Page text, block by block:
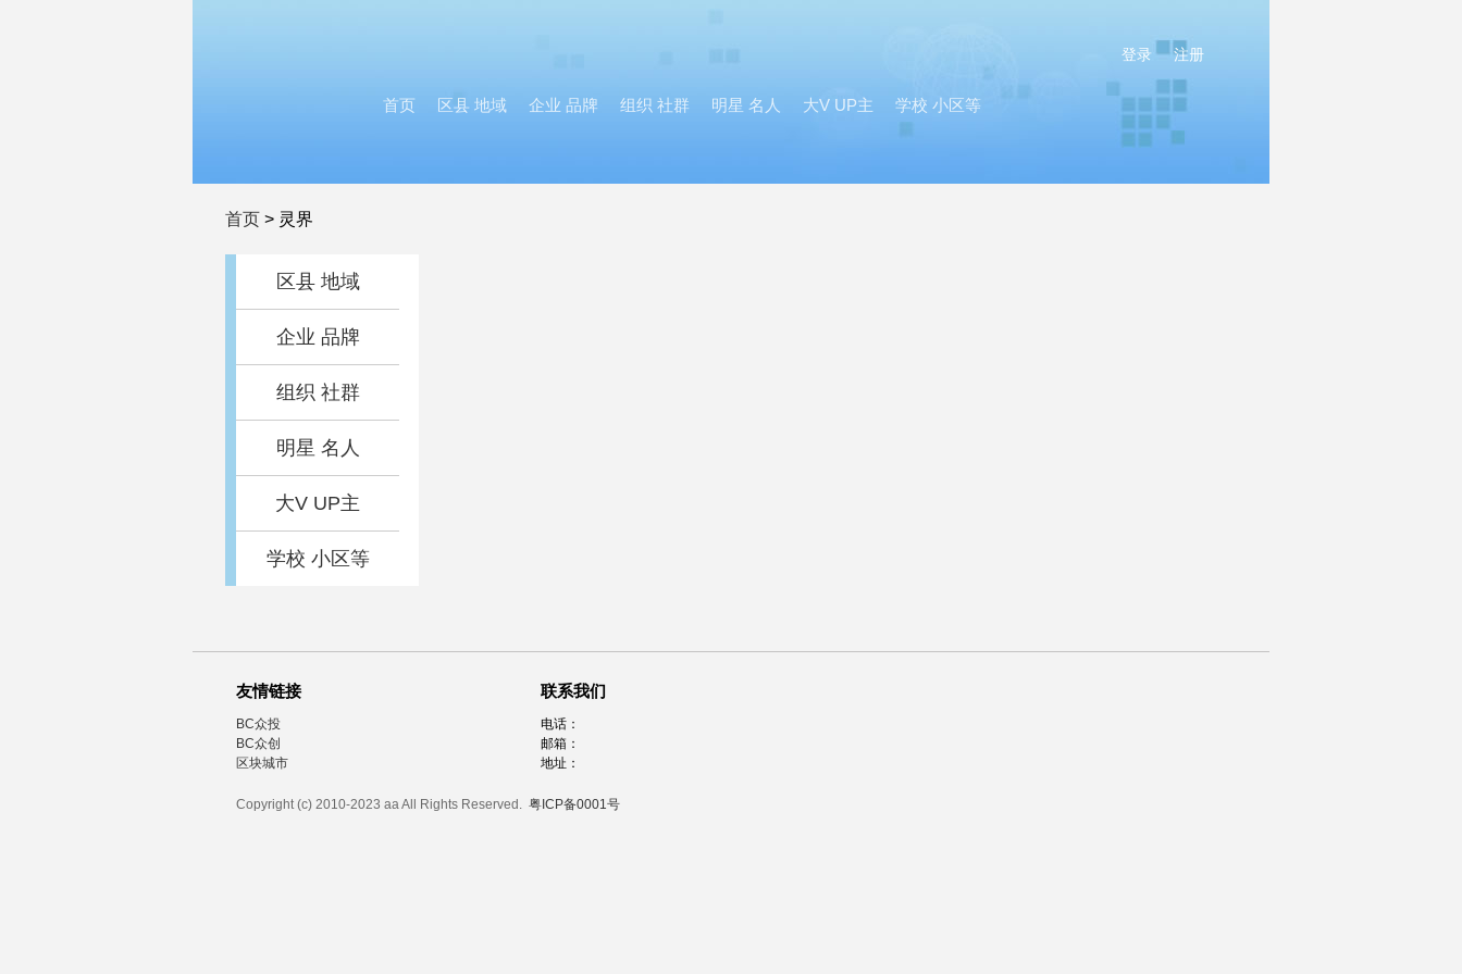
注册
登录
首页 区县 地域 企业 品牌 组织 社群 明星 名人 大V UP主 学校 小区等
首页 > 灵界
区县 地域
企业 品牌
组织 社群
明星 名人
大V UP主
学校 小区等
友情链接
BC众投
BC众创
区块城市
联系我们
电话：
邮箱：
地址：
Copyright (c) 2010-2023 aa All Rights Reserved. 粤ICP备0001号